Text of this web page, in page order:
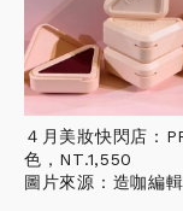
４月美妝快閃店：
色，NT.1,550
圖片來源：造咖編